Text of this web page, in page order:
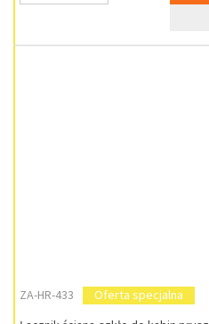
ZA-HR-433
Oferta specjalna